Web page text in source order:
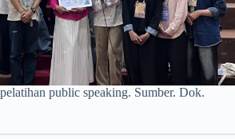
public speaking. Sumber. Dok.